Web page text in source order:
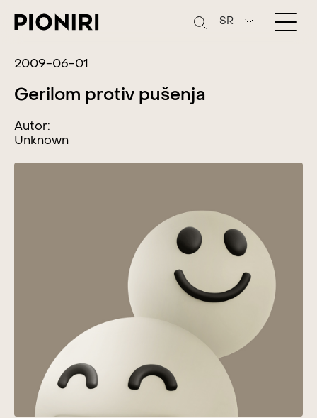
SR
2009-06-01
Gerilom protiv pušenja
Autor:
Unknown